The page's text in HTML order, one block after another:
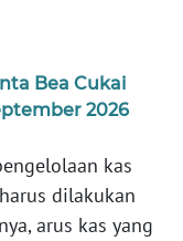
Bea Cukai
2026
kas
dilakukan
arus kas yang